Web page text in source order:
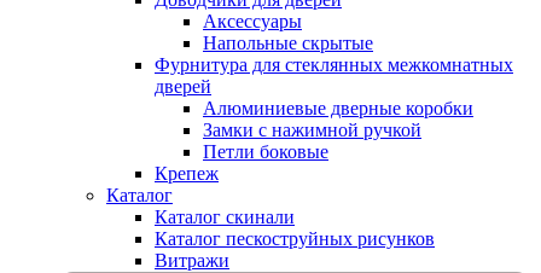
Аксессуары
Напольные скрытые
Фурнитура для стеклянных межкомнатных
дверей
Алюминиевые дверные коробки
Замки с нажимной ручкой
Петли боковые
Крепеж
Каталог
Каталог скинали
Каталог пескоструйных рисунков
Витражи